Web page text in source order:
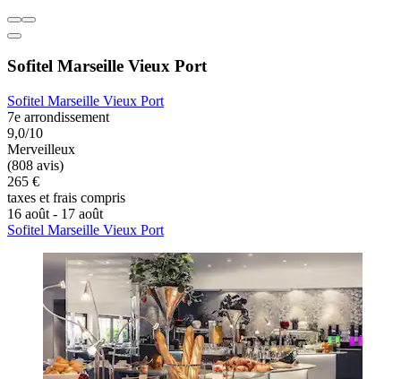
Hôtel Mercure Marseille Canebière Vieux-Port
Hôtel Mercure Marseille Canebière Vieux-Port
1er arrondissement
Excellent
(396 avis)